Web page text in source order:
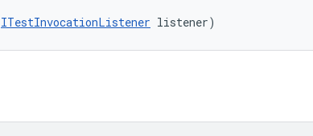
ITestInvocationListener listener)